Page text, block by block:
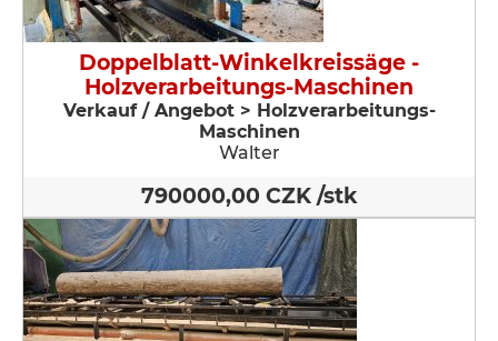
Doppelblatt-Winkelkreissäge -
Holzverarbeitungs-Maschinen
Verkauf / Angebot > Holzverarbeitungs-
Maschinen
Walter
790000,00 CZK /stk